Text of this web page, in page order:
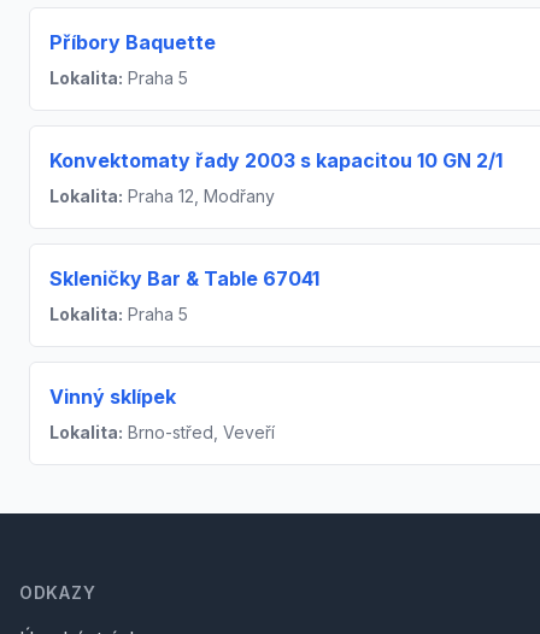
Příbory Baquette
Lokalita: Praha 5
Konvektomaty řady 2003 s kapacitou 10 GN 2/1
Lokalita: Praha 12, Modřany
Skleničky Bar & Table 67041
Lokalita: Praha 5
Vinný sklípek
Lokalita: Brno-střed, Veveří
ODKAZY